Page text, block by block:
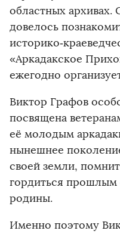
областных архивах.
довелось
«Аркадакское
ежегодно
Виктор Графов
посвящена
её молодым
нынешнее
своей земли,
гордиться прошлым
родины.
Именно поэтому